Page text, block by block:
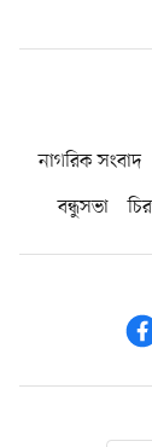
নাগরিক সংবাদ
বন্ধুসভা